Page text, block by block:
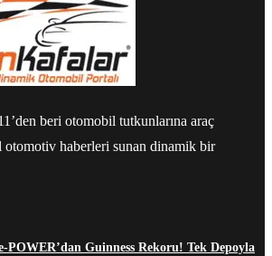
beri otomobil tutkunlarına araç
otomotiv haberleri sunan dinamik bir
POWER’dan Guinness Rekoru! Tek Depoyla